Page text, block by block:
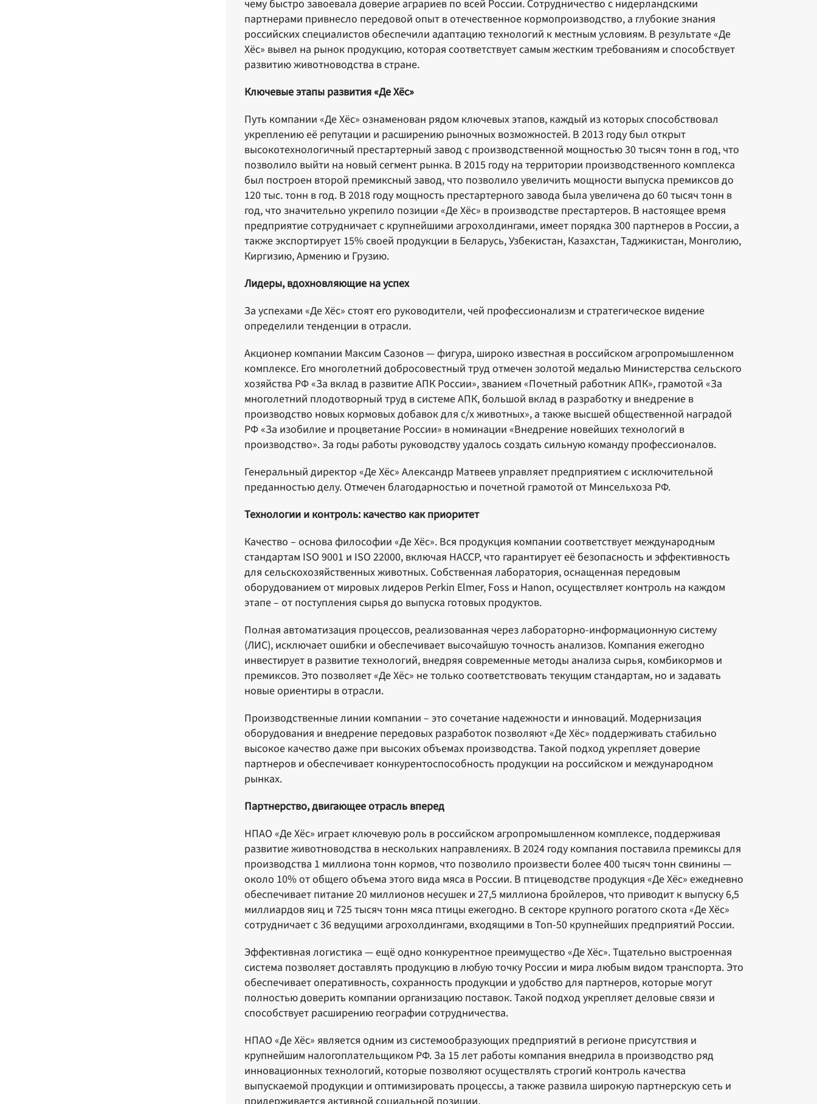
чему быстро завоевала доверие аграриев по всей России. Сотрудничество с нидерландскими
партнерами привнесло передовой опыт в отечественное кормопроизводство, а глубокие знания
российских специалистов обеспечили адаптацию технологий к местным условиям. В результате «Де
Хёс» вывел на рынок продукцию, которая соответствует самым жестким требованиям и способствует
развитию животноводства в стране.
Ключевые этапы развития «Де Хёс»
Путь компании «Де Хёс» ознаменован рядом ключевых этапов, каждый из которых способствовал
укреплению её репутации и расширению рыночных возможностей. В 2013 году был открыт
высокотехнологичный престартерный завод с производственной мощностью 30 тысяч тонн в год, что
позволило выйти на новый сегмент рынка. В 2015 году на территории производственного комплекса
был построен второй премиксный завод, что позволило увеличить мощности выпуска премиксов до
120 тыс. тонн в год. В 2018 году мощность престартерного завода была увеличена до 60 тысяч тонн в
год, что значительно укрепило позиции «Де Хёс» в производстве престартеров. В настоящее время
предприятие сотрудничает с крупнейшими агрохолдингами, имеет порядка 300 партнеров в России, а
также экспортирует 15% своей продукции в Беларусь, Узбекистан, Казахстан, Таджикистан, Монголию,
Киргизию, Армению и Грузию.
Лидеры, вдохновляющие на успех
За успехами «Де Хёс» стоят его руководители, чей профессионализм и стратегическое видение
определили тенденции в отрасли.
Акционер компании Максим Сазонов — фигура, широко известная в российском агропромышленном
комплексе. Его многолетний добросовестный труд отмечен золотой медалью Министерства сельского
хозяйства РФ «За вклад в развитие АПК России», званием «Почетный работник АПК», грамотой «За
многолетний плодотворный труд в системе АПК, большой вклад в разработку и внедрение в
производство новых кормовых добавок для с/х животных», а также высшей общественной наградой
РФ «За изобилие и процветание России» в номинации «Внедрение новейших технологий в
производство». За годы работы руководству удалось создать сильную команду профессионалов.
Генеральный директор «Де Хёс» Александр Матвеев управляет предприятием с исключительной
преданностью делу. Отмечен благодарностью и почетной грамотой от Минсельхоза РФ.
Технологии и контроль: качество как приоритет
Качество – основа философии «Де Хёс». Вся продукция компании соответствует международным
стандартам ISO 9001 и ISO 22000, включая НАССР, что гарантирует её безопасность и эффективность
для сельскохозяйственных животных. Собственная лаборатория, оснащенная передовым
оборудованием от мировых лидеров Perkin Elmer, Foss и Hanon, осуществляет контроль на каждом
этапе – от поступления сырья до выпуска готовых продуктов.
Полная автоматизация процессов, реализованная через лабораторно-информационную систему
(ЛИС), исключает ошибки и обеспечивает высочайшую точность анализов. Компания ежегодно
инвестирует в развитие технологий, внедряя современные методы анализа сырья, комбикормов и
премиксов. Это позволяет «Де Хёс» не только соответствовать текущим стандартам, но и задавать
новые ориентиры в отрасли.
Производственные линии компании – это сочетание надежности и инноваций. Модернизация
оборудования и внедрение передовых разработок позволяют «Де Хёс» поддерживать стабильно
высокое качество даже при высоких объемах производства. Такой подход укрепляет доверие
партнеров и обеспечивает конкурентоспособность продукции на российском и международном
рынках.
Партнерство, двигающее отрасль вперед
НПАО «Де Хёс» играет ключевую роль в российском агропромышленном комплексе, поддерживая
развитие животноводства в нескольких направлениях. В 2024 году компания поставила премиксы для
производства 1 миллиона тонн кормов, что позволило произвести более 400 тысяч тонн свинины —
около 10% от общего объема этого вида мяса в России. В птицеводстве продукция «Де Хёс» ежедневно
обеспечивает питание 20 миллионов несушек и 27,5 миллиона бройлеров, что приводит к выпуску 6,5
миллиардов яиц и 725 тысяч тонн мяса птицы ежегодно. В секторе крупного рогатого скота «Де Хёс»
сотрудничает с 36 ведущими агрохолдингами, входящими в Топ-50 крупнейших предприятий России.
Эффективная логистика — ещё одно конкурентное преимущество «Де Хёс». Тщательно выстроенная
система позволяет доставлять продукцию в любую точку России и мира любым видом транспорта. Это
обеспечивает оперативность, сохранность продукции и удобство для партнеров, которые могут
полностью доверить компании организацию поставок. Такой подход укрепляет деловые связи и
способствует расширению географии сотрудничества.
НПАО «Де Хёс» является одним из системообразующих предприятий в регионе присутствия и
крупнейшим налогоплательщиком РФ. За 15 лет работы компания внедрила в производство ряд
инновационных технологий, которые позволяют осуществлять строгий контроль качества
выпускаемой продукции и оптимизировать процессы, а также развила широкую партнерскую сеть и